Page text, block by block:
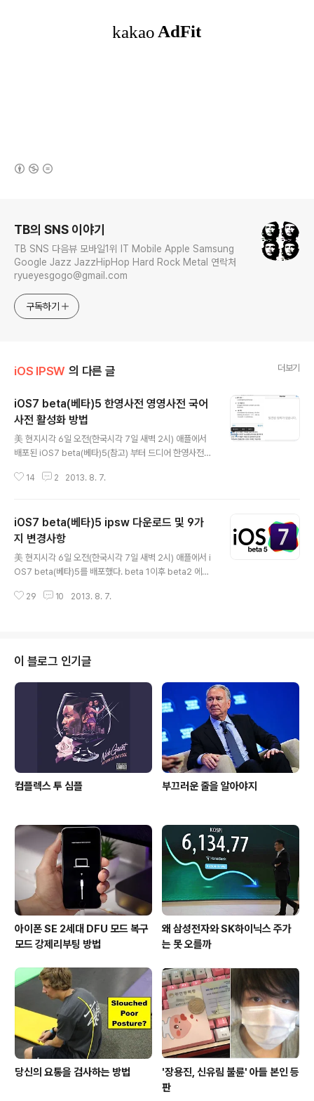
TB의 SNS 이야기
TB SNS 다음뷰 모바일1위 IT Mobile Apple Samsung
Google Jazz JazzHipHop Hard Rock Metal 연락처
ryueyesgogo@gmail.com
구독하기
iOS IPSW 의 다른 글 더보기
iOS7 beta(베타)5 한영사전 영영사전 국어
사전 활성화 방법
美 현지시각 6일 오전(한국시각 7일 새벽 2시) 애플에서
배포된 iOS7 beta(베타)5(참고) 부터 드디어 한영사전을
이상 Safari 등을 통한 웹서핑 중 영어단어 검색을 위해서
가지 사전(한국어-영어, 한국어, 스페인어, 영어, 이탈리아
어, 독일어, 프랑스어, 네델란드어)를 사용자가 선택적으로
다운로드하여 설치해야만 한다. 또한, 기존 iOS 버전에서
는 'SiNful Language Pack'(SiNFul은 탈옥관련 유명 r
epackage 그룹이다.) 혹은 'iCleaner'(앱스토어에 등록
된 짝퉁 iCleaner가 ..
14 2 2013. 8. 7.
iOS7 beta(베타)5 ipsw 다운로드 및 9가
지 변경사항
美 현지시각 6일 오전(한국시각 7일 새벽 2시) 애플에서 i
OS7 beta(베타)5를 배포했다. beta 1이후 beta2 에서
drain이 수정되었으며 beta4 부터는 딱히 사용에 불편함
적인 성능개선과 버그수정이야 당연히 있겠으나 주로 UI f
eatures 및 아이콘 디자인적인 부분에 초점이 맞춰진 업
데이트다. 1. Redesigned icons in Settings app설정
앱 아이콘의 디자인이 아래와 같이 변경됐다.(via) 2. Abili
ty to disab..
29 10 2013. 8. 7.
이 블로그 인기글
컴플렉스 투 심플 부끄러운 줄을 알아야지
아이폰 SE 2세대 DFU 모드 복구
모드 강제리부팅 방법
왜 삼성전자와 SK하이닉스 주가
는 못 오를까
당신의 요통을 검사하는 방법
'장용진, 신유림 불륜' 아들 본인 등
판